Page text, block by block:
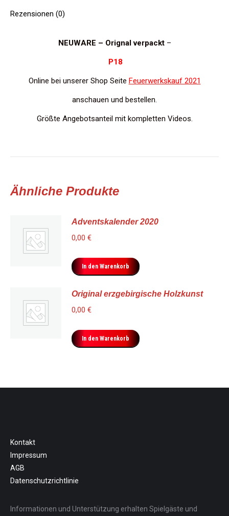
Rezensionen (0)
NEUWARE – Orignal verpackt–
P18
Online bei unserer Shop Seite Feuerwerkskauf 2021
anschauen und bestellen.
Größte Angebotsanteil mit kompletten Videos.
Ähnliche Produkte
Adventskalender 2020
0,00 €
In den Warenkorb
Original erzgebirgische Holzkunst
0,00 €
In den Warenkorb
Kontakt
Impressum
AGB
Datenschutzrichtlinie
Informationen und Unterstützung erhalten Spielgäste und